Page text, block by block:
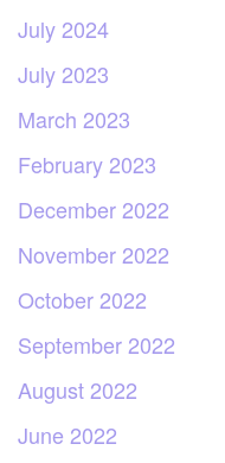
July 2024
July 2023
March 2023
February 2023
December 2022
November 2022
October 2022
September 2022
August 2022
June 2022